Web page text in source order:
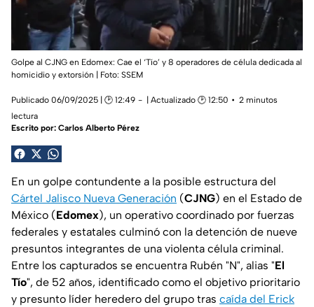
Golpe al CJNG en Edomex: Cae el ‘Tío’ y 8 operadores de célula dedicada al
homicidio y extorsión |
Foto: SSEM
Publicado 06/09/2025 | 🕑 12:49 | Actualizado 🕑 12:50
2 minutos
lectura
Escrito por: Carlos Alberto Pérez
En un golpe contundente a la posible estructura del
Cártel Jalisco Nueva Generación (CJNG) en el Estado de
México (Edomex), un operativo coordinado por fuerzas
federales y estatales culminó con la detención de nueve
presuntos integrantes de una violenta célula criminal.
Entre los capturados se encuentra Rubén "N", alias "El
Tío", de 52 años, identificado como el objetivo prioritario
y presunto líder heredero del grupo tras caída del Erick